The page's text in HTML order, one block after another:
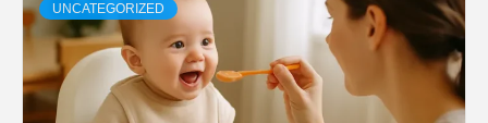
UNCATEGORIZED